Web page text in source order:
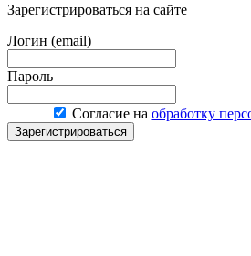
Зарегистрироваться на сайте
Логин (email)
Пароль
Согласие на обработку
Зарегистрироваться